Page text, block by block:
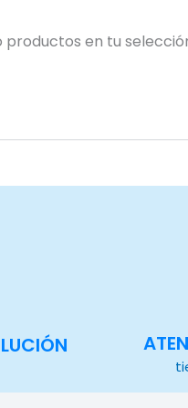
productos en tu